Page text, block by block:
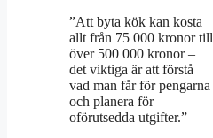
”Att byta kök kan kosta
allt från 75 000 kronor till
över 500 000 kronor –
det viktiga är att förstå
vad man får för pengarna
och planera för
oförutsedda utgifter.”